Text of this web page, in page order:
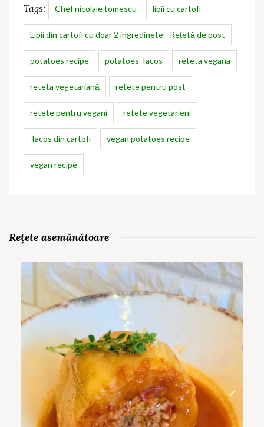
Tags: Chef nicolaie tomescu lipii cu cartofi
Lipii din cartofi cu doar 2 ingredinete - Rețetă de post
potatoes recipe potatoes Tacos reteta vegana
reteta vegetariană retete pentru post
retete pentru vegani retete vegetarieni
Tacos din cartofi vegan potatoes recipe
vegan recipe
Rețete asemănătoare